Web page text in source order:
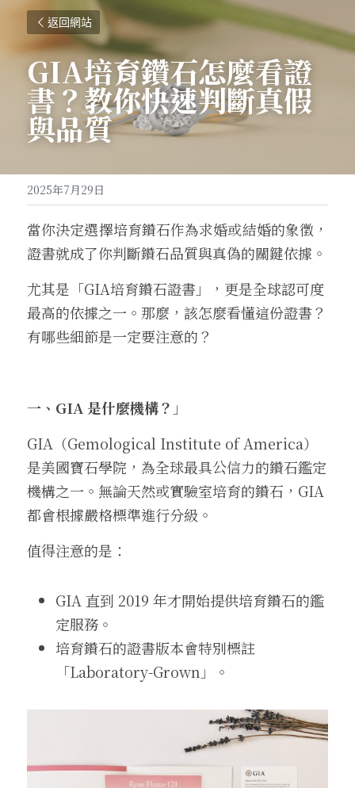
返回網站
GIA培育鑽石怎麼看證
書？教你快速判斷真假
與品質
2025年7月29日
當你決定選擇培育鑽石作為求婚或結婚的象徵，
證書就成了你判斷鑽石品質與真偽的關鍵依據。
尤其是「GIA培育鑽石證書」，更是全球認可度
最高的依據之一。那麼，該怎麼看懂這份證書？
有哪些細節是一定要注意的？
一、GIA 是什麼機構？ 」
GIA（Gemological Institute of America）
是美國寶石學院，為全球最具公信力的鑽石鑑定
機構之一。無論天然或實驗室培育的鑽石，GIA
都會根據嚴格標準進行分級。
值得注意的是：
GIA 直到 2019 年才開始提供培育鑽石的鑑
定服務。
培育鑽石的證書版本會特別標註
「Laboratory-Grown」。